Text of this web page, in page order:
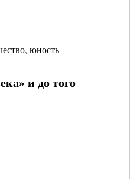
юность
и до того